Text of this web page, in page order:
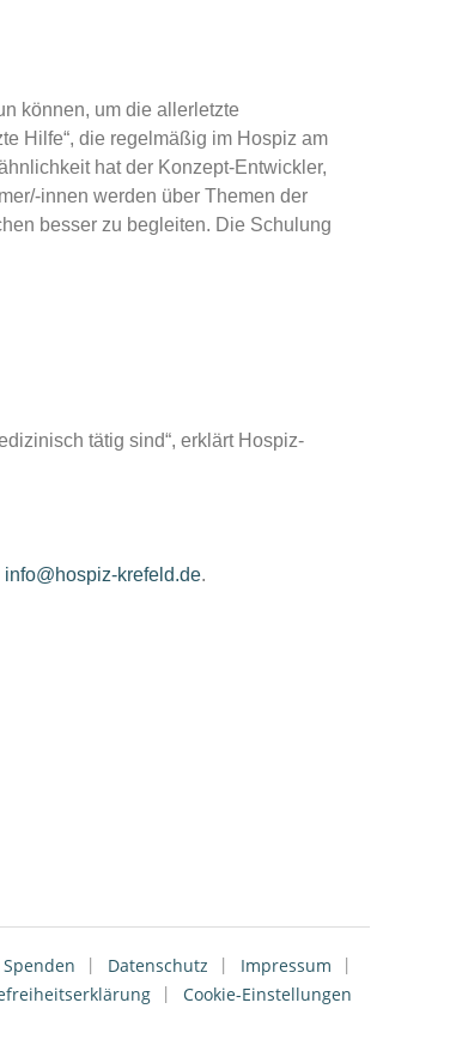
können, um die allerletzte
Hilfe“, die regelmäßig im Hospiz am
hat der Konzept-Entwickler,
innen werden über Themen der
besser zu begleiten. Die Schulung
tätig sind“, erklärt Hospiz-
info@hospiz-krefeld.de.
Spenden Datenschutz
Impressum
Cookie-Einstellungen